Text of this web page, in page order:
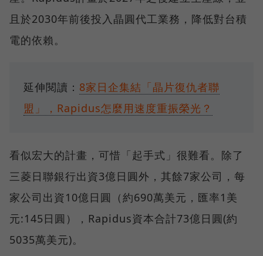
且於2030年前後投入晶圓代工業務，降低對台積
電的依賴。
延伸閱讀： 8家日企集結「晶片復仇者聯
盟」，Rapidus怎麼用速度重振榮光？
看似宏大的計畫，可惜「起手式」很難看。除了
三菱日聯銀行出資3億日圓外，其餘7家公司，每
家公司出資10億日圓（約690萬美元，匯率1美
元:145日圓），Rapidus資本合計73億日圓(約
5035萬美元)。